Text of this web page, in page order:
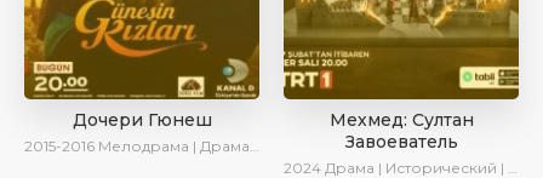
Дочери Гюнеш
2015-2016 Мелодрама | Драма | Комедия
Мехмед: Султан
Завоеватель
2024 Драма | Исторический | AlisaDirilis | Сериалы 2024